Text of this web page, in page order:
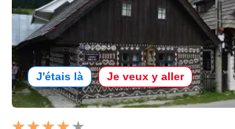
J'étais là Je veux y aller